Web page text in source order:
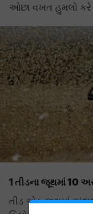
ઓછા વખત હુમલો કરે
1 તીડના જૂથમાં10
તીડ એક જૂથમાં